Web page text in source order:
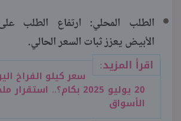
الطلب المحلي: ارتفاع الطلب
الأبيض يعزز ثبات السعر الحالي.
اقرأ المزيد:
سعر كيلو الفراخ
20 يوليو 2025 بكام؟..
الأسواق